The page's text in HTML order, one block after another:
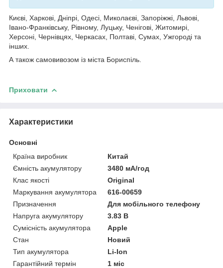
Києві, Харкові, Дніпрі, Одесі, Миколаєві, Запоріжжі, Львові,
Івано-Франківську, Рівному, Луцьку, Ченігові, Житомирі,
Херсоні, Чернівцях, Черкасах, Полтаві, Сумах, Ужгороді та
інших.
А також самовивозом із міста Бориспіль.
Приховати
Характеристики
Основні
Країна виробник
Китай
Ємність акумулятору
3480 мА/год
Клас якості
Original
Маркування акумулятора
616-00659
Призначення
Для мобільного телефону
Напруга акумулятору
3.83 В
Сумісність акумулятора
Apple
Стан
Новий
Тип акумулятора
Li-Ion
Гарантійний термін
1 міс